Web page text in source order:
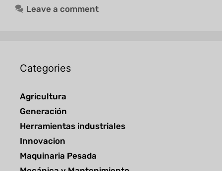
Leave a comment
Categories
Agricultura
Generación
Herramientas industriales
Innovacion
Maquinaria Pesada